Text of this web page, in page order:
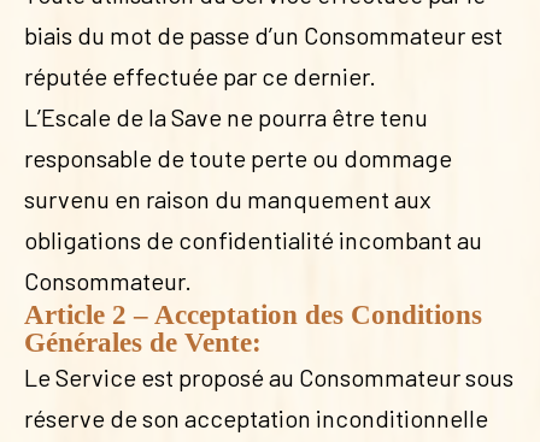
biais du mot de passe d’un Consommateur est
réputée effectuée par ce dernier.
L’Escale de la Save ne pourra être tenu
responsable de toute perte ou dommage
survenu en raison du manquement aux
obligations de confidentialité incombant au
Consommateur.
Article 2 – Acceptation des Conditions
Générales de Vente:
Le Service est proposé au Consommateur sous
réserve de son acceptation inconditionnelle